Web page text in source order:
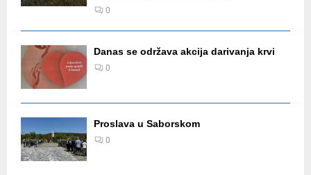
0
Danas se održava akcija darivanja krvi
0
Proslava u Saborskom
0